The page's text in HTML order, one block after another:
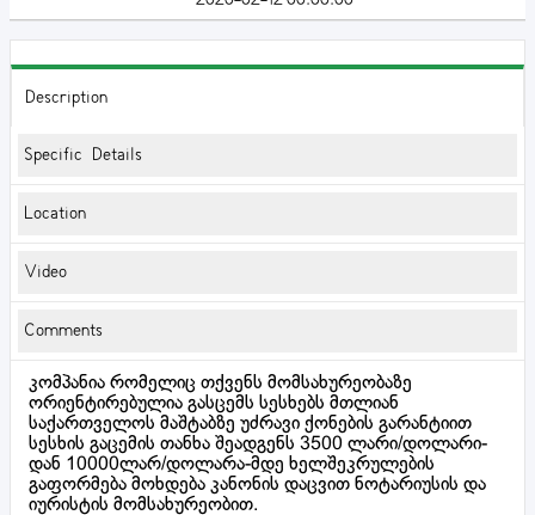
Description
Specific Details
Location
Video
Comments
კომპანია რომელიც თქვენს მომსახურეობაზე
ორიენტირებულია გასცემს სესხებს მთლიან
საქართველოს მაშტაბზე უძრავი ქონების გარანტიით
სესხის გაცემის თანხა შეადგენს 3500 ლარი/დოლარი-
დან 10000ლარ/დოლარა-მდე ხელშეკრულების
გაფორმება მოხდება კანონის დაცვით ნოტარიუსის და
იურისტის მომსახურეობით.